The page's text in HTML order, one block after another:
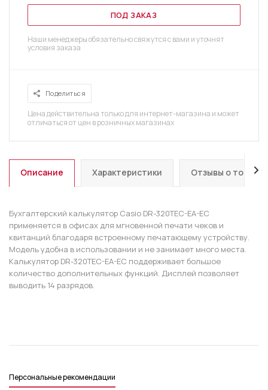
ПОД ЗАКАЗ
Наши менеджеры обязательно свяжутся с вами и уточнят
условия заказа
Поделиться
Цена действительна только для интернет-магазина и может
отличаться от цен в розничных магазинах
Описание Характеристики Отзывы о товаре
Бухгалтерский калькулятор Casio DR-320TEC-EA-EC
применяется в офисах для мгновенной печати чеков и
квитанций благодаря встроенному печатающему устройству.
Модель удобна в использовании и не занимает много места.
Калькулятор DR-320TEC-EA-EC поддерживает большое
количество дополнительных функций. Дисплей позволяет
выводить 14 разрядов.
Персональные рекомендации